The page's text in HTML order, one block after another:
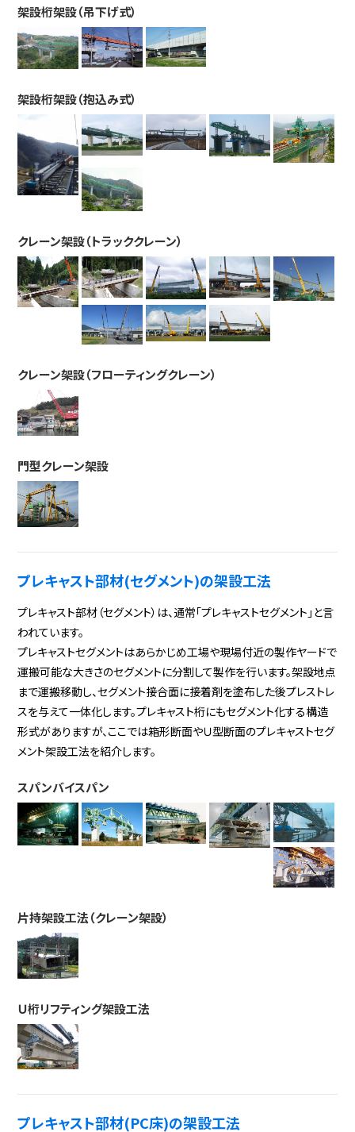
架設桁架設（吊下げ式）
架設桁架設（抱込み式）
クレーン架設（トラッククレーン）
クレーン架設（フローティングクレーン）
門型クレーン架設
プレキャスト部材(セグメント)の架設工法
プレキャスト部材（セグメント）は、通常「プレキャストセグメント」と言
われています。
プレキャストセグメントはあらかじめ工場や現場付近の製作ヤードで
運搬可能な大きさのセグメントに分割して製作を行います。架設地点
まで運搬移動し、セグメント接合面に接着剤を塗布した後プレストレ
スを与えて一体化します。プレキャスト桁にもセグメント化する構造
形式がありますが、ここでは箱形断面やＵ型断面のプレキャストセグ
メント架設工法を紹介します。
スパンバイスパン
片持架設工法（クレーン架設）
Ｕ桁リフティング架設工法
プレキャスト部材(PC床)の架設工法